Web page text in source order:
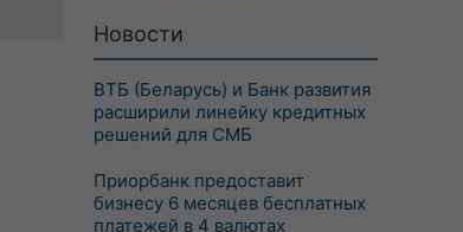
Новости
ВТБ (Беларусь) и Банк развития
расширили линейку кредитных
решений для СМБ
Приорбанк предоставит
бизнесу 6 месяцев бесплатных
платежей в 4 валютах